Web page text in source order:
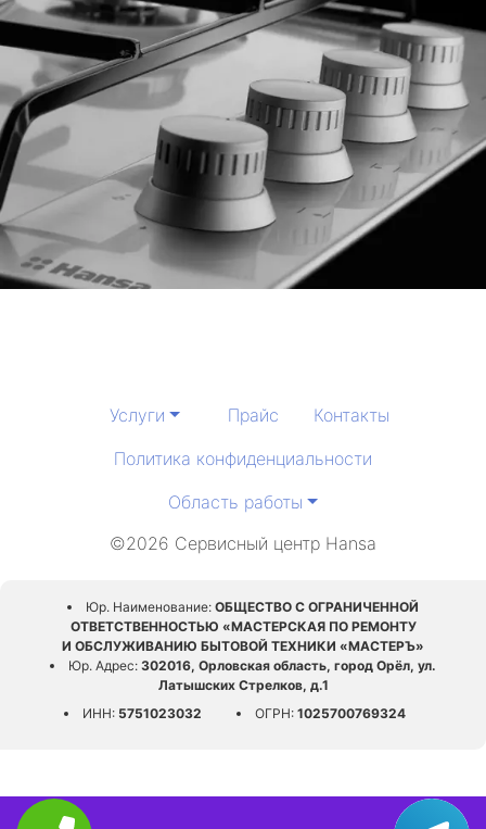
Услуги Прайс
Контакты
Политика конфиденциальности
Область работы
©2026 Сервисный центр Hansa
Юр. Наименование: ОБЩЕСТВО С ОГРАНИЧЕННОЙ
ОТВЕТСТВЕННОСТЬЮ «МАСТЕРСКАЯ ПО РЕМОНТУ
И ОБСЛУЖИВАНИЮ БЫТОВОЙ ТЕХНИКИ «МАСТЕРЪ»
Юр. Адрес: 302016, Орловская область, город Орёл, ул.
Латышских Стрелков, д.1
ИНН:5751023032 ОГРН:1025700769324